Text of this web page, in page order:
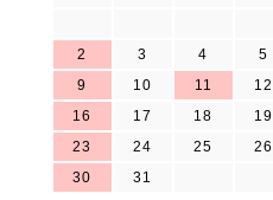
2
3 4 5
9
10 11 12
16
17 18 19
23
24 25 26
30
31